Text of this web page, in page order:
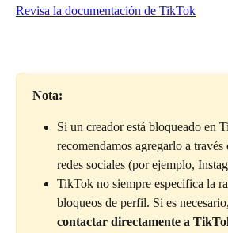
Revisa la documentación de TikTok
Nota:
Si un creador está bloqueado en
recomendamos agregarlo a través
redes sociales (por ejemplo,
TikTok no siempre especifica la
bloqueos de perfil. Si es
contactar directamente a